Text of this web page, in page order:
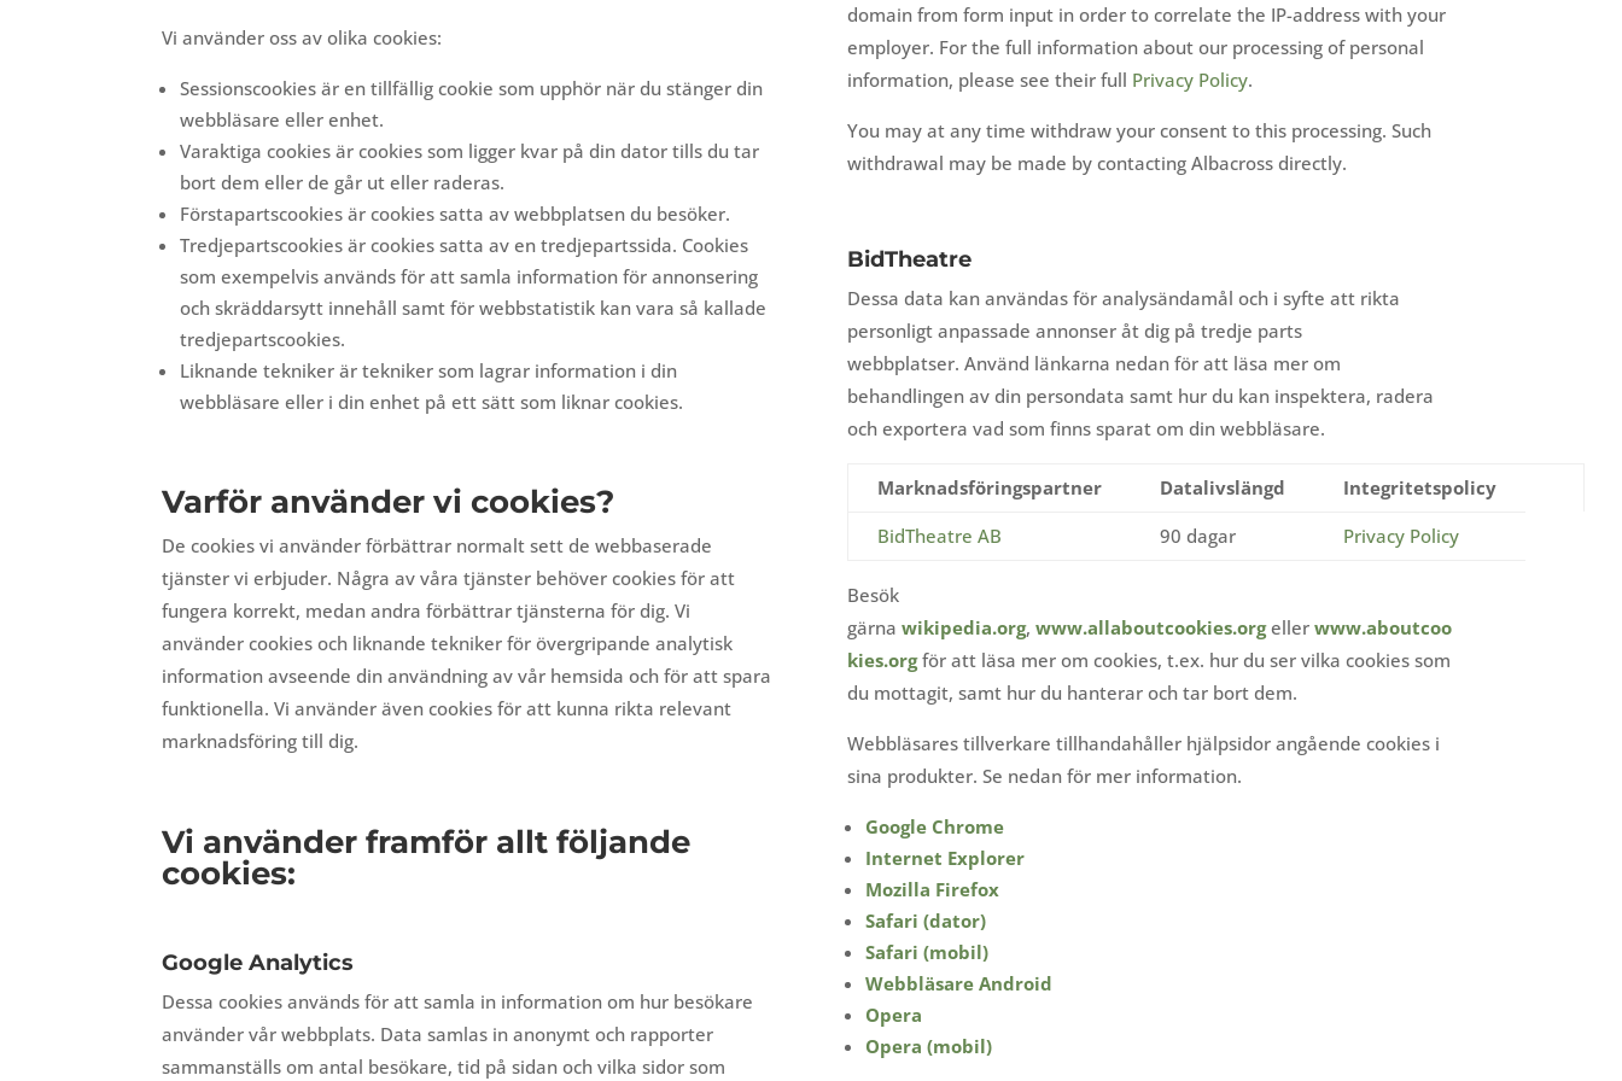
Vi använder oss av olika cookies:
Sessionscookies är en tillfällig cookie som upphör när du stänger din
webbläsare eller enhet.
Varaktiga cookies är cookies som ligger kvar på din dator tills du tar
bort dem eller de går ut eller raderas.
Förstapartscookies är cookies satta av webbplatsen du besöker.
Tredjepartscookies är cookies satta av en tredjepartssida. Cookies
som exempelvis används för att samla information för annonsering
och skräddarsytt innehåll samt för webbstatistik kan vara så kallade
tredjepartscookies.
Liknande tekniker är tekniker som lagrar information i din
webbläsare eller i din enhet på ett sätt som liknar cookies.
Varför använder vi cookies?
De cookies vi använder förbättrar normalt sett de webbaserade
tjänster vi erbjuder. Några av våra tjänster behöver cookies för att
fungera korrekt, medan andra förbättrar tjänsterna för dig. Vi
använder cookies och liknande tekniker för övergripande analytisk
information avseende din användning av vår hemsida och för att spara
funktionella. Vi använder även cookies för att kunna rikta relevant
marknadsföring till dig.
Vi använder framför allt följande
cookies:
Google Analytics
Dessa cookies används för att samla in information om hur besökare
använder vår webbplats. Data samlas in anonymt och rapporter
sammanställs om antal besökare, tid på sidan och vilka sidor som
domain from form input in order to correlate the IP-address with your
employer. For the full information about our processing of personal
information, please see their full Privacy Policy.
You may at any time withdraw your consent to this processing. Such
withdrawal may be made by contacting Albacross directly.
BidTheatre
Dessa data kan användas för analysändamål och i syfte att rikta
personligt anpassade annonser åt dig på tredje parts
webbplatser. Använd länkarna nedan för att läsa mer om
behandlingen av din persondata samt hur du kan inspektera, radera
och exportera vad som finns sparat om din webbläsare.
Marknadsföringspartner Datalivslängd
Integritetspolicy
BidTheatre AB
90 dagar Privacy Policy
Besök
gärna wikipedia.org, www.allaboutcookies.orgeller www.aboutcoo
kies.orgför att läsa mer om cookies, t.ex. hur du ser vilka cookies som
du mottagit, samt hur du hanterar och tar bort dem.
Webbläsares tillverkare tillhandahåller hjälpsidor angående cookies i
sina produkter. Se nedan för mer information.
Google Chrome
Internet Explorer
Mozilla Firefox
Safari (dator)
Safari (mobil)
Webbläsare Android
Opera
Opera (mobil)